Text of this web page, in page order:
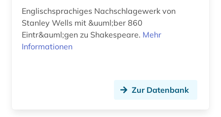
deutschland <ddr> (1)
deutschsprachiger raum (1)
digitalisate (1)
Englischsprachiges Nachschlagewerk von
Stanley Wells mit &uuml;ber 860
Eintr&auml;gen zu Shakespeare. Mehr
Informationen
Zur Datenbank